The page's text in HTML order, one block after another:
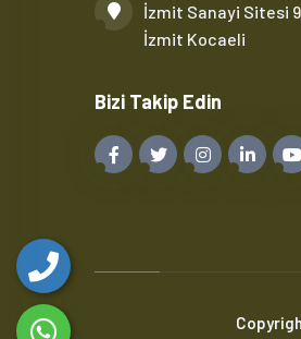
İzmit Sanayi Sitesi
İzmit Kocaeli
Bizi Takip Edin